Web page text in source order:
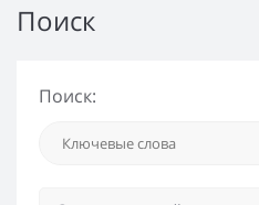
Поиск
Поиск: